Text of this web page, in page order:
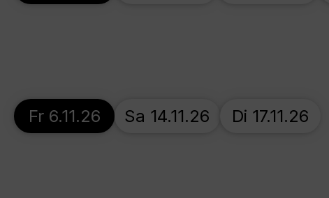
Fr 6.11.26 Sa 14.11.26 Di 17.11.26